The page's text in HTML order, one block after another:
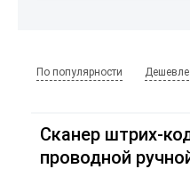
По популярности Дешевле
Сканер штрих-
проводной